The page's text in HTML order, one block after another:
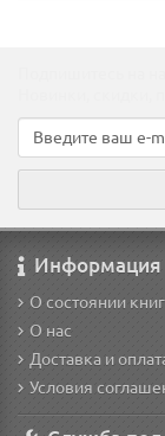
Информация
О состоянии книг
О нас
Доставка и
Условия